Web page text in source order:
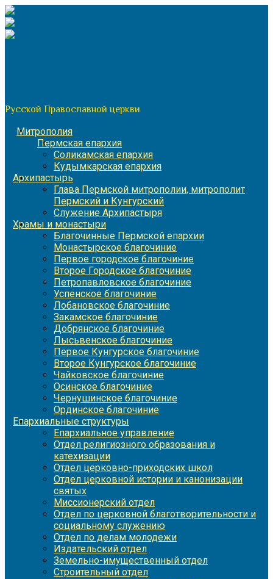
Перейти
к
содержимому
Русской Православной церкви
Митрополия
Пермская епархия
Соликамская епархия
Кудымкарская епархия
Архипастырь
Глава Пермской митрополии, митрополит
Пермский и Кунгурский
Служение Архипастыря
Храмы и монастыри
Благочинные Пермской епархии
Монастырское благочиние
Первое городское благочиние
Второе Городское благочиние
Петропавловское благочиние
Успенское благочиние
Лобановское благочиние
Закамское благочиние
Добрянское благочиние
Лысьвенское благочиние
Первое Кунгурское благочиние
Второе Кунгурское благочиние
Чайковское благочиние
Осинское благочиние
Чернушинское благочиние
Ординское благочиние
Епархиальные структуры
Епархиальное управление
Отдел религиозного образования и
катехизации
Отдел церковно-приходских школ
Отдел церковной истории и канонизации
святых
Миссионерский отдел
Отдел по церковной благотворительности и
социальному служению
Отдел по делам молодежи
Издательский отдел
Земельно-имущественный отдел
Строительный отдел